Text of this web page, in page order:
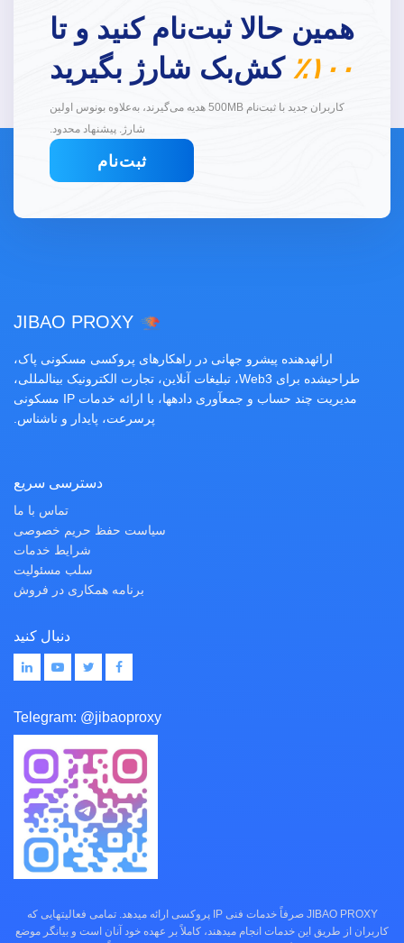
همین حالا ثبت‌نام کنید و تا
۱۰۰٪
کش‌بک شارژ بگیرید
کاربران جدید با ثبت‌نام 500MB هدیه می‌گیرند، به‌علاوه بونوس اولین
شارژ. پیشنهاد محدود.
ثبت‌نام
JIBAO PROXY
ارائهدهنده پیشرو جهانی در راهکارهای پروکسی مسکونی پاک،
طراحیشده برای Web3، تبلیغات آنلاین، تجارت الکترونیک بینالمللی،
مدیریت چند حساب و جمعآوری دادهها، با ارائه خدمات IP مسکونی
پرسرعت، پایدار و ناشناس.
دسترسی سریع
تماس با ما
سیاست حفظ حریم خصوصی
شرایط خدمات
سلب مسئولیت
برنامه همکاری در فروش
دنبال کنید
Telegram: @jibaoproxy
JIBAO PROXY صرفاً خدمات فنی IP پروکسی ارائه میدهد. تمامی فعالیتهایی که
کاربران از طریق این خدمات انجام میدهند، کاملاً بر عهده خود آنان است و بیانگر موضع